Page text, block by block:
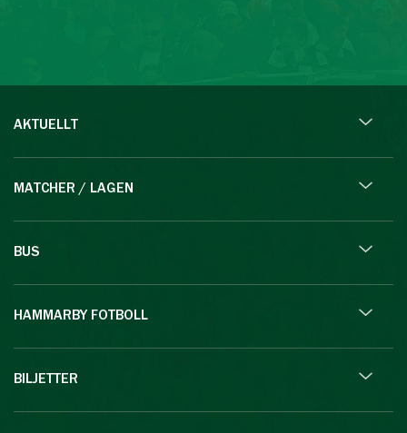
AKTUELLT
MATCHER / LAGEN
BUS
HAMMARBY FOTBOLL
BILJETTER